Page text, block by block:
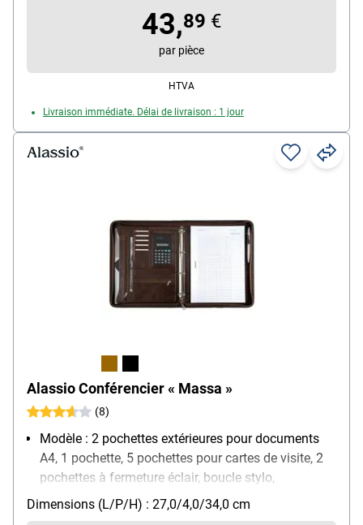
43,89 €
par pièce
HTVA
Livraison immédiate. Délai de livraison : 1 jour
Alassio Conférencier « Massa »
(8)
Modèle : 2 pochettes extérieures pour documents
A4, 1 pochette, 5 pochettes pour cartes de visite, 2
pochettes à fermeture éclair, boucle stylo,
calculatrice, bloc A4
Matière : similicuir
Dimensions (L/P/H) : 27,0/4,0/34,0 cm